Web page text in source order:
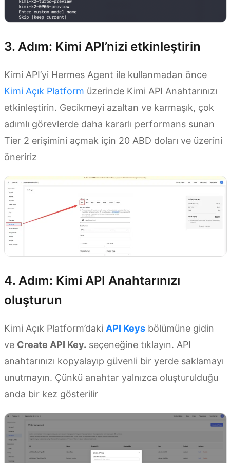
3. Adım: Kimi API’nizi etkinleştirin
Kimi API’yi Hermes Agent ile kullanmadan önce
Kimi Açık Platform üzerinde Kimi API Anahtarınızı
etkinleştirin. Gecikmeyi azaltan ve karmaşık, çok
adımlı görevlerde daha kararlı performans sunan
Tier 2 erişimini açmak için 20 ABD doları ve üzerini
öneririz
4. Adım: Kimi API Anahtarınızı
oluşturun
Kimi Açık Platform’daki API Keys bölümüne gidin
ve Create API Key. seçeneğine tıklayın. API
anahtarınızı kopyalayıp güvenli bir yerde saklamayı
unutmayın. Çünkü anahtar yalnızca oluşturulduğu
anda bir kez gösterilir